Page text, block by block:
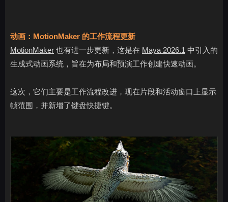
动画：MotionMaker 的工作流程更新
MotionMaker 也有进一步更新，这是在 Maya 2026.1 中引入的
生成式动画系统，旨在为布局和预演工作创建快速动画。
这次，它们主要是工作流程改进，现在片段和活动窗口上显示
帧范围，并新增了键盘快捷键。